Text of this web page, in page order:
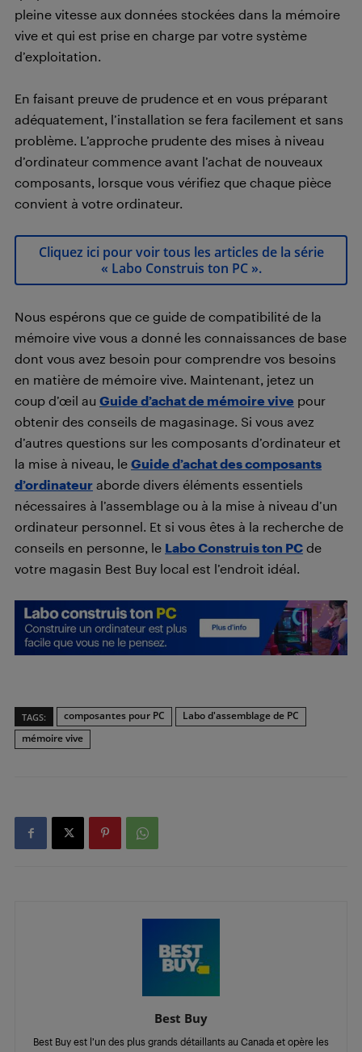
pleine vitesse aux données stockées dans la mémoire
vive et qui est prise en charge par votre système
d’exploitation.
En faisant preuve de prudence et en vous préparant
adéquatement, l’installation se fera facilement et sans
problème. L’approche prudente des mises à niveau
d’ordinateur commence avant l’achat de nouveaux
composants, lorsque vous vérifiez que chaque pièce
convient à votre ordinateur.
Cliquez ici pour voir tous les articles de la série
« Labo Construis ton PC ».
Nous espérons que ce guide de compatibilité de la
mémoire vive vous a donné les connaissances de base
dont vous avez besoin pour comprendre vos besoins
en matière de mémoire vive. Maintenant, jetez un
coup d’œil au Guide d’achat de mémoire vive pour
obtenir des conseils de magasinage. Si vous avez
d’autres questions sur les composants d’ordinateur et
la mise à niveau, le Guide d’achat des composants
d’ordinateur aborde divers éléments essentiels
nécessaires à l’assemblage ou à la mise à niveau d’un
ordinateur personnel. Et si vous êtes à la recherche de
conseils en personne, le Labo Construis ton PC de
votre magasin Best Buy local est l’endroit idéal.
TAGS: composantes pour PC
Labo d'assemblage de PC
mémoire vive
Best Buy
Best Buy est l’un des plus grands détaillants au Canada et opère les